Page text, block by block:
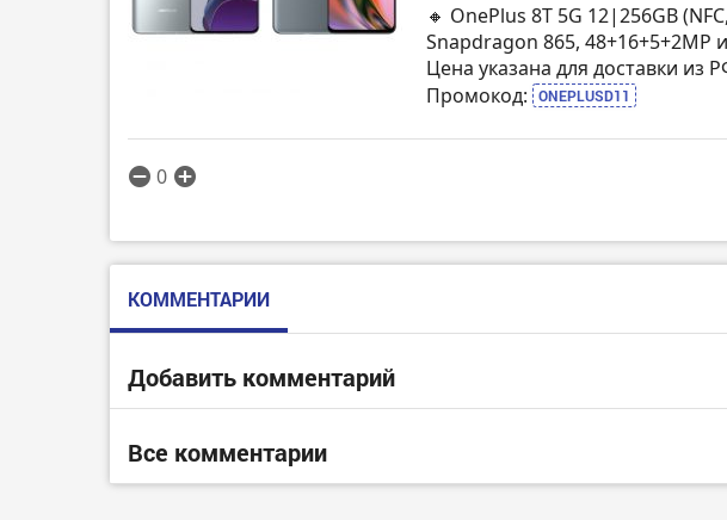
🔸 OnePlus 8T 5G 12|256GB
Snapdragon 865, 48+16+5+2MP
Цена указана для доставки из
Промокод: ONEPLUSD11
0
КОММЕНТАРИИ
Добавить комментарий
Все комментарии